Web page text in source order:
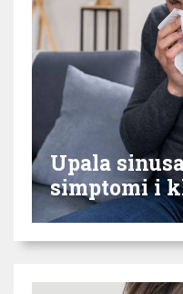
Upala
simptomi i